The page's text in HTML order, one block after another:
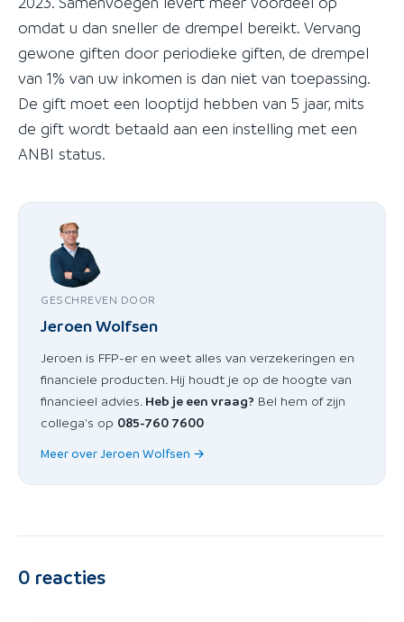
omdat u dan sneller de drempel bereikt. Vervang
gewone giften door periodieke giften, de drempel
van 1% van uw inkomen is dan niet van toepassing.
De gift moet een looptijd hebben van 5 jaar, mits
de gift wordt betaald aan een instelling met een
ANBI status.
GESCHREVEN DOOR
Jeroen Wolfsen
Jeroen is FFP-er en weet alles van verzekeringen en
financiele producten. Hij houdt je op de hoogte van
financieel advies. Heb je een vraag? Bel hem of zijn
collega's op 085-760 7600
Meer over Jeroen Wolfsen →
0 reacties